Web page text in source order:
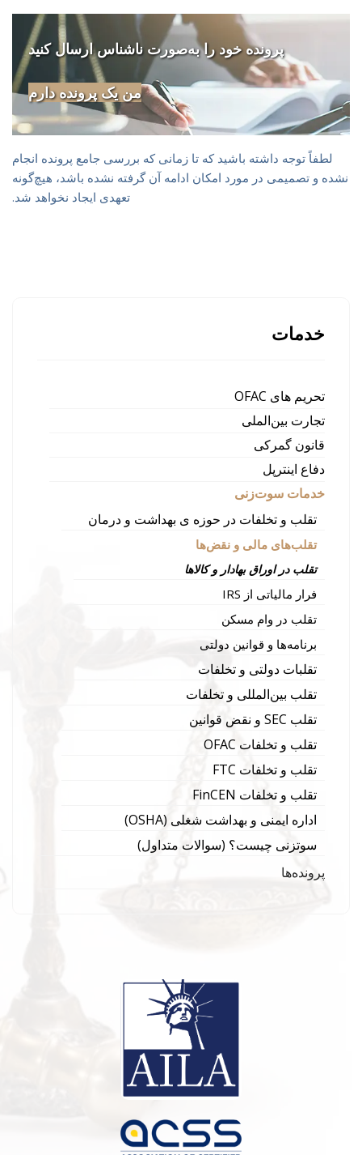
خدمات
تحریم های OFAC
تجارت بین‌الملی
قانون گمرکی
دفاع اینترپل
خدمات سوت‌زنی
تقلب و تخلفات در حوزه ی بهداشت و درمان
تقلب‌های مالی و نقض‌ها
تقلب در اوراق بهادار و کالاها
فرار مالیاتی از IRS
تقلب در وام مسکن
برنامه‌ها و قوانین دولتی
تقلبات دولتی و تخلفات
تقلب بین‌المللی و تخلفات
تقلب SEC و نقض قوانین
تقلب و تخلفات OFAC
تقلب و تخلفات FTC
تقلب و تخلفات FinCEN
اداره ایمنی و بهداشت شغلی (OSHA)
سوتزنی چیست؟ (سوالات متداول)
پرونده‌ها
لطفاً توجه داشته باشید که تا زمانی که بررسی جامع پرونده انجام
نشده و تصمیمی در مورد امکان ادامه آن گرفته نشده باشد، هیچ‌گونه
تعهدی ایجاد نخواهد شد.
پرونده خود را به‌صورت ناشناس ارسال کنید
من یک پرونده دارم